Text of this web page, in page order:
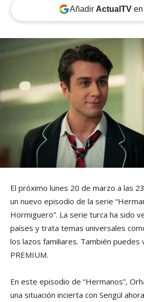
Añadir ActualTVen
El próximo lunes 20 de marzo a las
un nuevo episodio de la serie
Hormiguero”. La serie turca ha sido
países y trata temas universales
los lazos familiares. También puedes
PREMIUM.
En este episodio de “Hermanos”,
una situación incierta con Sengül